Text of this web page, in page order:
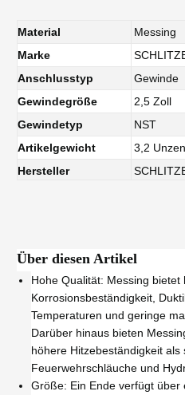
Material
Messing
Marke
Anschlusstyp
Gewinde
Gewindegröße
2,5 Zoll
Gewindetyp
NST
Artikelgewicht
3,2 Unzen
Hersteller
Über diesen Artikel
Hohe Qualität: Messing bietet
Korrosionsbeständigkeit,
Temperaturen und geringe
Darüber hinaus bieten
höhere Hitzebeständigkeit als
Feuerwehrschläuche und
Größe: Ein Ende verfügt